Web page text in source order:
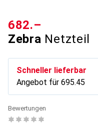
Zebra Netzteil
CHF
682.–
Schneller lieferbar
Angebot für CHF
695.45
Bewertungen